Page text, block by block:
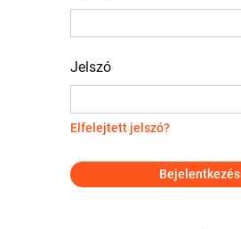
Jelszó
Elfelejtett jelszó?
Bejelentkezés